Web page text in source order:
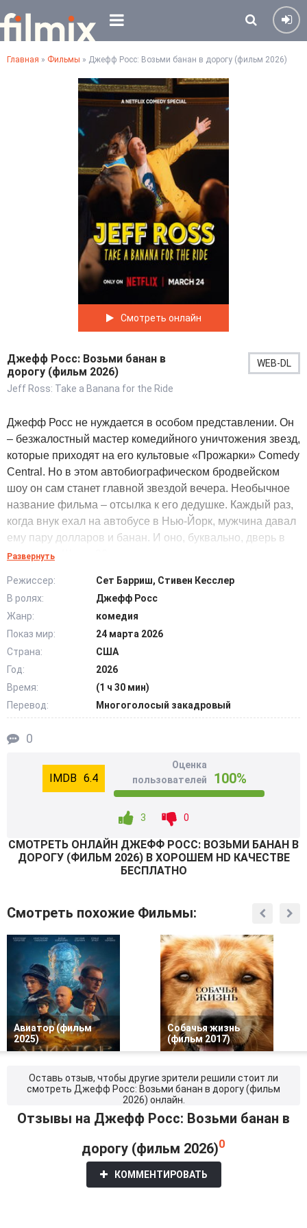
Главная » Фильмы » Джефф Росс: Возьми банан в дорогу (фильм 2026)
Смотреть онлайн
Джефф Росс: Возьми банан в
дорогу (фильм 2026)
Jeff Ross: Take a Banana for the Ride
WEB-DL
Джефф Росс не нуждается в особом представлении. Он
– безжалостный мастер комедийного уничтожения звезд,
которые приходят на его культовые «Прожарки» Comedy
Central. Но в этом автобиографическом бродвейском
шоу он сам станет главной звездой вечера. Необычное
название фильма – отсылка к его дедушке. Каждый раз,
когда внук ехал на автобусе в Нью-Йорк, мужчина давал
ему пару долларов и банан. И оно, буквально, дверь в
его жизнь. Шоу – 90-минутное путешествие по волнам
взрослел в Нью-Джерси. Он поделиться со зрителями
своими самыми болезненными моментами. Это и
ранняя потеря родителей, и тяжелая борьба с болезнью.
Он потерял многих из друзей и близких, но прожил и
немало счастливых моментов. Одно из самых ярких –
мстительное удовольствие от того, что комик-еврей
завел себе немецкую овчарку. Это шоу – не очередная
документалка. Джефф Росс рассказывает свою
терапевтическую историю о том, как именно юмор стал
для него защитой ото всех ударов судьбы. @Filmix.fan
Развернуть
Режиссер:
Сет Барриш, Стивен Кесслер
В ролях:
Джефф Росс
Жанр:
комедия
Показ мир:
24 марта 2026
Страна:
США
Год:
2026
Время:
(1 ч 30 мин)
Перевод:
Многоголосый закадровый
0
6.4
Оценка
пользователей
100%
3 0
СМОТРEТЬ ОНЛАЙН ДЖЕФФ РОСС: ВОЗЬМИ БАНАН В
ДОРОГУ (ФИЛЬМ 2026) В ХОРОШЕМ HD КАЧЕСТВЕ
БЕСПЛАТНО
Смотреть похожие Фильмы:
Авиатор (фильм
2025)
Собачья жизнь
(фильм 2017)
Оставь отзыв, чтобы другие зрители решили стоит ли
смотреть Джефф Росс: Возьми банан в дорогу (фильм
2026) онлайн.
Отзывы на Джефф Росс: Возьми банан в
дорогу (фильм 2026)0
КОММЕНТИРОВАТЬ